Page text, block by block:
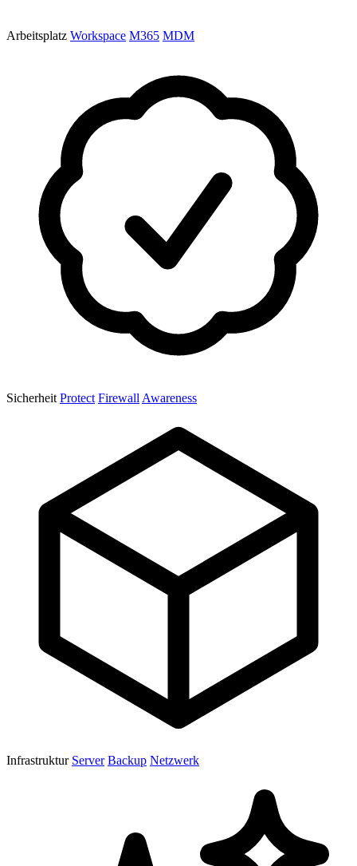
Arbeitsplatz Workspace M365 MDM
Sicherheit Protect Firewall Awareness
Infrastruktur Server Backup Netzwerk